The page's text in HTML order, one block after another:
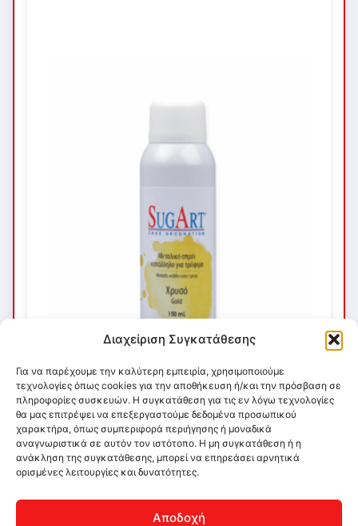
Διαχείριση Συγκατάθεσης
Για να παρέχουμε την καλύτερη εμπειρία, χρησιμοποιούμε
τεχνολογίες όπως cookies για την αποθήκευση ή/και την πρόσβαση σε
πληροφορίες συσκευών. Η συγκατάθεση για τις εν λόγω τεχνολογίες
θα μας επιτρέψει να επεξεργαστούμε δεδομένα προσωπικού
χαρακτήρα, όπως συμπεριφορά περιήγησης ή μοναδικά
αναγνωριστικά σε αυτόν τον ιστότοπο. Η μη συγκατάθεση ή η
ανάκληση της συγκατάθεσης, μπορεί να επηρεάσει αρνητικά
ορισμένες λειτουργίες και δυνατότητες.
Αποδοχή